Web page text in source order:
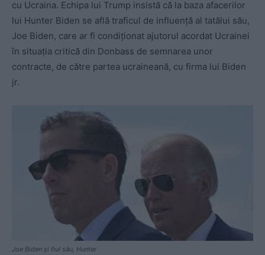
cu Ucraina. Echipa lui Trump insistă că la baza afacerilor
lui Hunter Biden se află traficul de influență al tatălui său,
Joe Biden, care ar fi condiționat ajutorul acordat Ucrainei
în situația critică din Donbass de semnarea unor
contracte, de către partea ucraineană, cu firma lui Biden
jr.
Joe Biden și fiul său, Hunter